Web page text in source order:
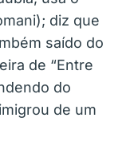
diz que
saído do
de “Entre
do
de um